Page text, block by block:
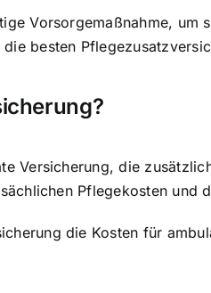
Vorsorgemaßnahme, um
besten
Versicherung, die
Pflegekosten und
die Kosten für